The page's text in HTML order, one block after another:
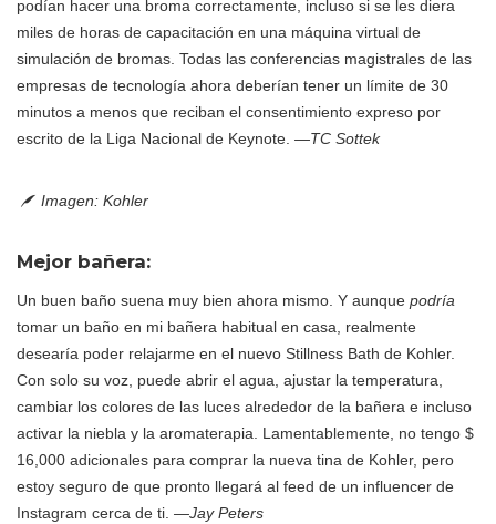
podían hacer una broma correctamente, incluso si se les diera
miles de horas de capacitación en una máquina virtual de
simulación de bromas. Todas las conferencias magistrales de las
empresas de tecnología ahora deberían tener un límite de 30
minutos a menos que reciban el consentimiento expreso por
escrito de la Liga Nacional de Keynote. —TC Sottek
Imagen: Kohler
Mejor bañera:
Un buen baño suena muy bien ahora mismo. Y aunque podría
tomar un baño en mi bañera habitual en casa, realmente
desearía poder relajarme en el nuevo Stillness Bath de Kohler.
Con solo su voz, puede abrir el agua, ajustar la temperatura,
cambiar los colores de las luces alrededor de la bañera e incluso
activar la niebla y la aromaterapia. Lamentablemente, no tengo $
16,000 adicionales para comprar la nueva tina de Kohler, pero
estoy seguro de que pronto llegará al feed de un influencer de
Instagram cerca de ti. —Jay Peters